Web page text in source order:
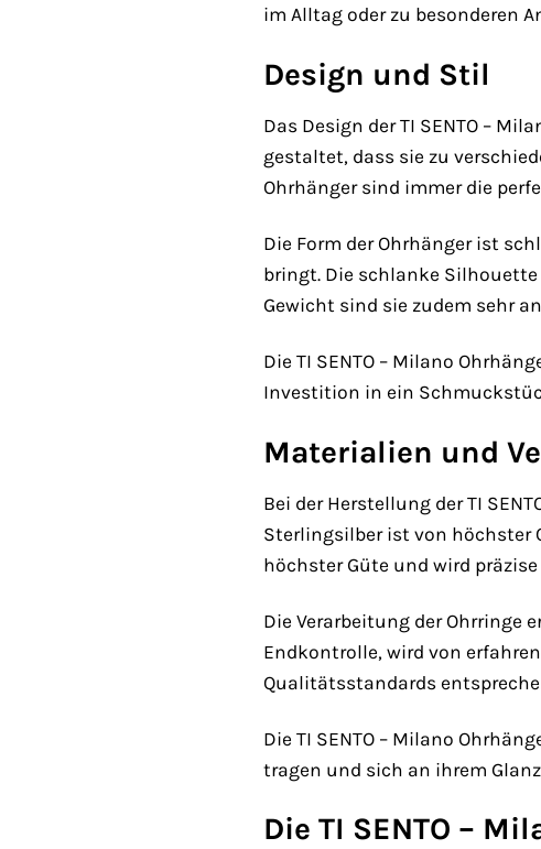
im Alltag oder zu besonderen
Design und Stil
Das Design der TI SENTO –
gestaltet, dass sie zu
Ohrhänger sind immer die
Die Form der Ohrhänger ist
bringt. Die schlanke
Gewicht sind sie zudem sehr
Die TI SENTO – Milano
Investition in ein
Materialien und
Bei der Herstellung der TI
Sterlingsilber ist von höchster
höchster Güte und wird
Die Verarbeitung der Ohrringe
Endkontrolle, wird von
Qualitätsstandards
Die TI SENTO – Milano
tragen und sich an ihrem
Die TI SENTO –